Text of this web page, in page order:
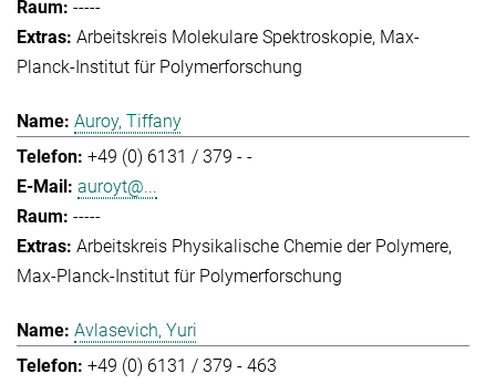
-----
Arbeitskreis Molekulare Spektroskopie Max-
Planck-Institut für Polymerforschung
Auroy, Tiffany
+49 (0) 6131 / 379 - -
auroyt@...
-----
Arbeitskreis Physikalische Chemie der Polymere
Max-Planck-Institut für Polymerforschung
Avlasevich, Yuri
+49 (0) 6131 / 379 - 463